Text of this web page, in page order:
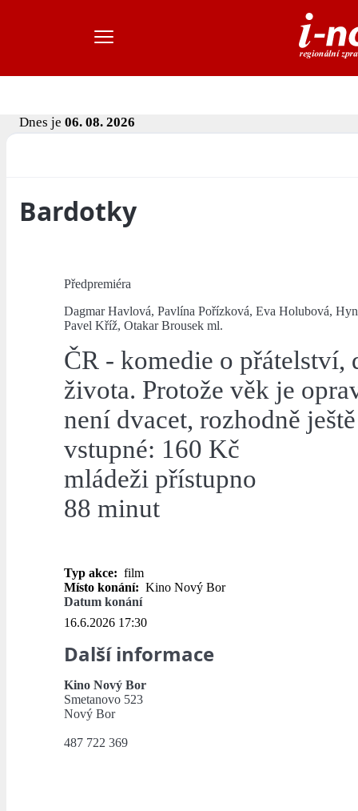
Dnes je 06. 08. 2026
Bardotky
Předpremiéra
Dagmar Havlová, Pavlína Pořízková, Eva Holubová,
Pavel Kříž, Otakar Brousek ml.
ČR - komedie o přátelství,
života. Protože věk je
není dvacet, rozhodně
vstupné: 160 Kč
mládeži přístupno
88 minut
Typ akce: film
Místo konání: Kino Nový Bor
Datum konání
16.6.2026 17:30
Další informace
Kino Nový Bor
Smetanovo 523
Nový Bor
487 722 369